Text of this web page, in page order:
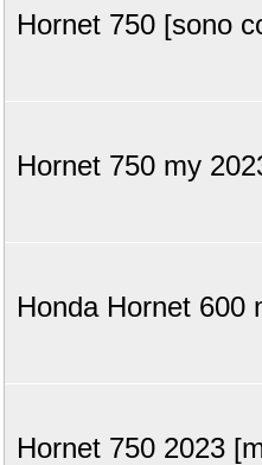
Hornet 750 [sono
Hornet 750 my
Honda Hornet 600
Hornet 750 2023